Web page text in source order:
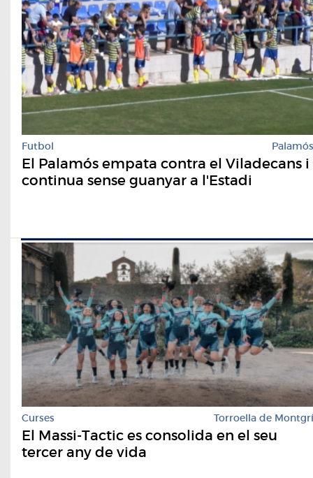
Futbol Palamós
El Palamós empata contra el Viladecans i
continua sense guanyar a l'Estadi
Curses Torroella de Montgrí
El Massi-Tactic es consolida en el seu
tercer any de vida